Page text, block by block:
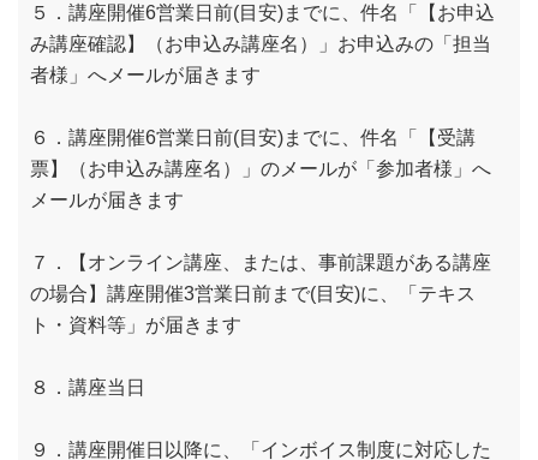
５．講座開催6営業日前(目安)までに、件名「【お申込
み講座確認】（お申込み講座名）」お申込みの「担当
者様」へメールが届きます
６．講座開催6営業日前(目安)までに、件名「【受講
票】（お申込み講座名）」のメールが「参加者様」へ
メールが届きます
７．【オンライン講座、または、事前課題がある講座
の場合】講座開催3営業日前まで(目安)に、「テキス
ト・資料等」が届きます
８．講座当日
９．講座開催日以降に、「インボイス制度に対応した